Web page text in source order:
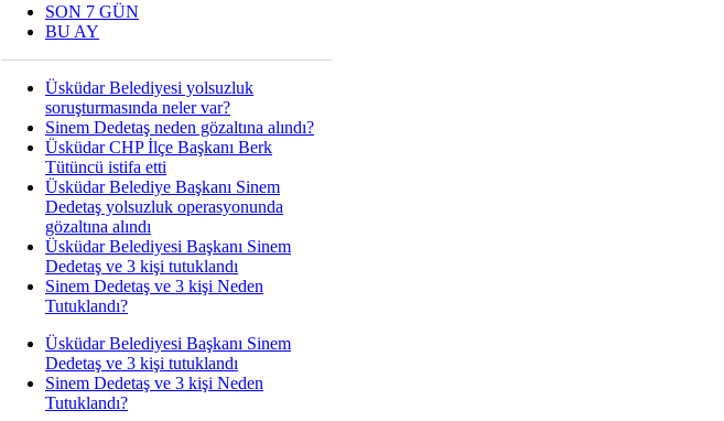
SON 7 GÜN
BU AY
Üsküdar Belediyesi yolsuzluk
soruşturmasında neler var?
Sinem Dedetaş neden gözaltına alındı?
Üsküdar CHP İlçe Başkanı Berk
Tütüncü istifa etti
Üsküdar Belediye Başkanı Sinem
Dedetaş yolsuzluk operasyonunda
gözaltına alındı
Üsküdar Belediyesi Başkanı Sinem
Dedetaş ve 3 kişi tutuklandı
Sinem Dedetaş ve 3 kişi Neden
Tutuklandı?
Üsküdar Belediyesi Başkanı Sinem
Dedetaş ve 3 kişi tutuklandı
Sinem Dedetaş ve 3 kişi Neden
Tutuklandı?